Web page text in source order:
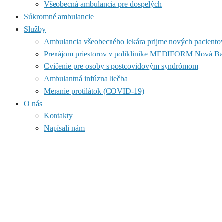
Všeobecná ambulancia pre dospelých
Súkromné ambulancie
Služby
Ambulancia všeobecného lekára prijme nových
Prenájom priestorov v poliklinike MEDIFORM Nová
Cvičenie pre osoby s postcovidovým syndrómom
Ambulantná infúzna liečba
Meranie protilátok (COVID-19)
O nás
Kontakty
Napísali nám